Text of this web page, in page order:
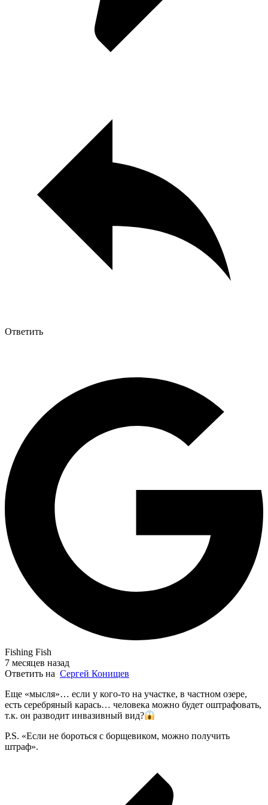
Ответить
Fishing Fish
7 месяцев назад
Ответить на Сергей Конищев
Еще «мысля»… если у кого-то на участке, в частном озере,
есть серебряный карась… человека можно будет оштрафовать,
т.к. он разводит инвазивный вид?
P.S. «Если не бороться с борщевиком, можно получить
штраф».